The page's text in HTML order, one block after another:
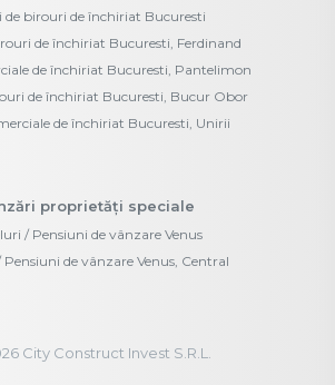
de birouri de închiriat Bucuresti
de închiriat Bucuresti, Ferdinand
de închiriat Bucuresti, Pantelimon
de închiriat Bucuresti, Bucur Obor
de închiriat Bucuresti, Unirii
proprietăți speciale
/ Pensiuni de vânzare Venus
de vânzare Venus, Central
City Construct Invest S.R.L.